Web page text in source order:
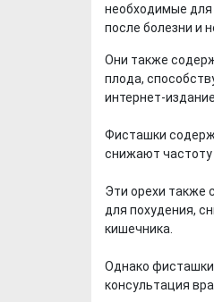
необходимые для
после болезни и
Они также
плода,
интернет-
Фисташки
снижают частоту
Эти орехи также
для похудения,
кишечника.
Однако фисташки
консультация